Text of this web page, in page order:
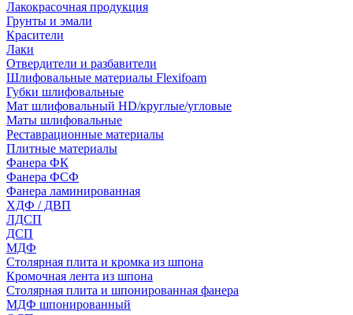
Лакокрасочная продукция
Грунты и эмали
Красители
Лаки
Отвердители и разбавители
Шлифовальные материалы Flexifoam
Губки шлифовальные
Мат шлифовальный HD/круглые/угловые
Маты шлифовальные
Реставрационные материалы
Плитные материалы
Фанера ФК
Фанера ФСФ
Фанера ламинированная
ХДФ / ДВП
ЛДСП
ДСП
МДФ
Столярная плита и кромка из шпона
Кромочная лента из шпона
Столярная плита и шпонированная фанера
МДФ шпонированный